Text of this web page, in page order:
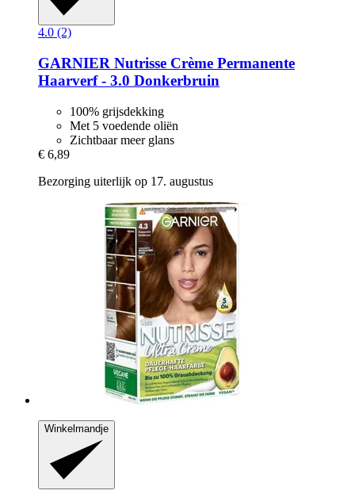
4.0 (2)
GARNIER Nutrisse Crème Permanente
Haarverf -​ 3.0 Donkerbruin
100% grijsdekking
Met 5 voedende oliën
Zichtbaar meer glans
€ 6,89
Bezorging uiterlijk op 17. augustus
Winkelmandje